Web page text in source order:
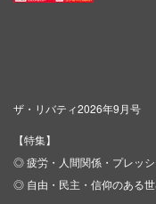
ザ・リバティ2026年9月号
【特集】
◎ 疲労・人間関係・プレッ
◎ 自由・民主・信仰のある